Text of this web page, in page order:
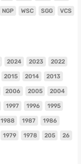
NGP WSC SGG VCS
2024 2023 2022
2015 2014 2013
2006 2005 2004
1997 1996 1995
1988 1987 1986
1979 1978 205 26